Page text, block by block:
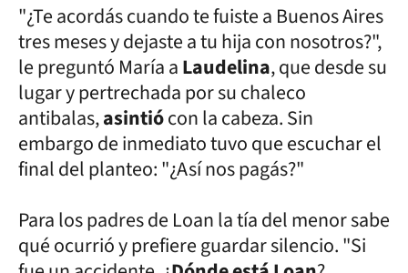
"¿Te acordás cuando te fuiste a Buenos Aires
tres meses y dejaste a tu hija con nosotros?",
le preguntó María aLaudelina, que desde su
lugar y pertrechada por su chaleco
antibalas,asintiócon la cabeza. Sin
embargo de inmediato tuvo que escuchar el
final del planteo: "¿Así nos pagás?"
Para los padres de Loan la tía del menor sabe
qué ocurrió y prefiere guardar silencio. "Si